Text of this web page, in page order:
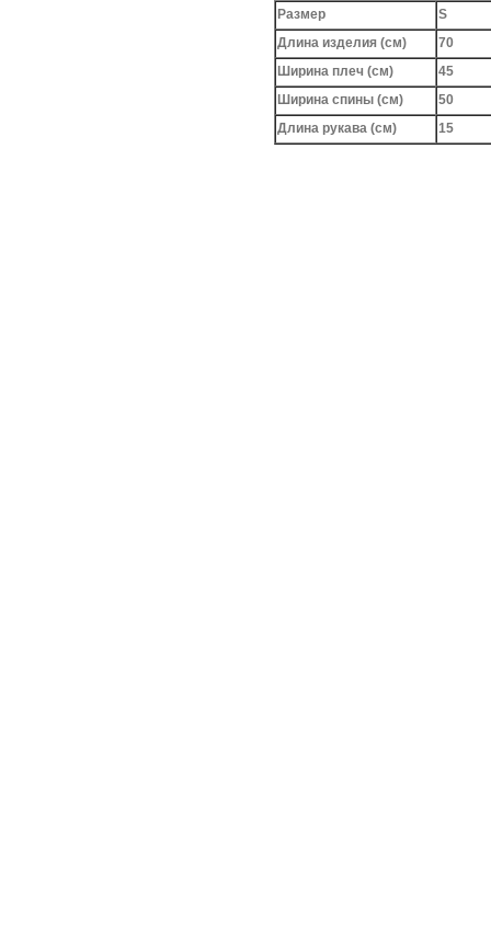
Размер
S
Длина изделия (см)
70
Ширина плеч (см)
45
Ширина спины (см)
50
Длина рукава (см)
15